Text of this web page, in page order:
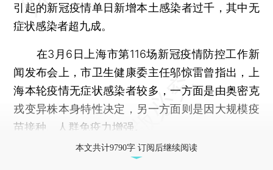
引起的新冠疫情单日新增本土感染者过千，其中无
症状感染者超九成。
在3月6日上海市第116场新冠疫情防控工作新
闻发布会上，市卫生健康委主任邬惊雷曾指出，上
海本轮疫情无症状感染者较多，一方面是由奥密克
戎变异株本身特性决定，另一方面则是因大规模疫
苗接种、人群免疫力增强。
本文共计9790字 订阅后继续阅读